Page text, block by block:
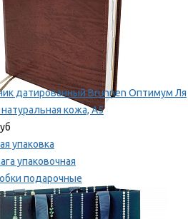
датированный Brunnen Оптимум Ля
кожа, А5
упаковка
упаковочная
подарочные
бобины